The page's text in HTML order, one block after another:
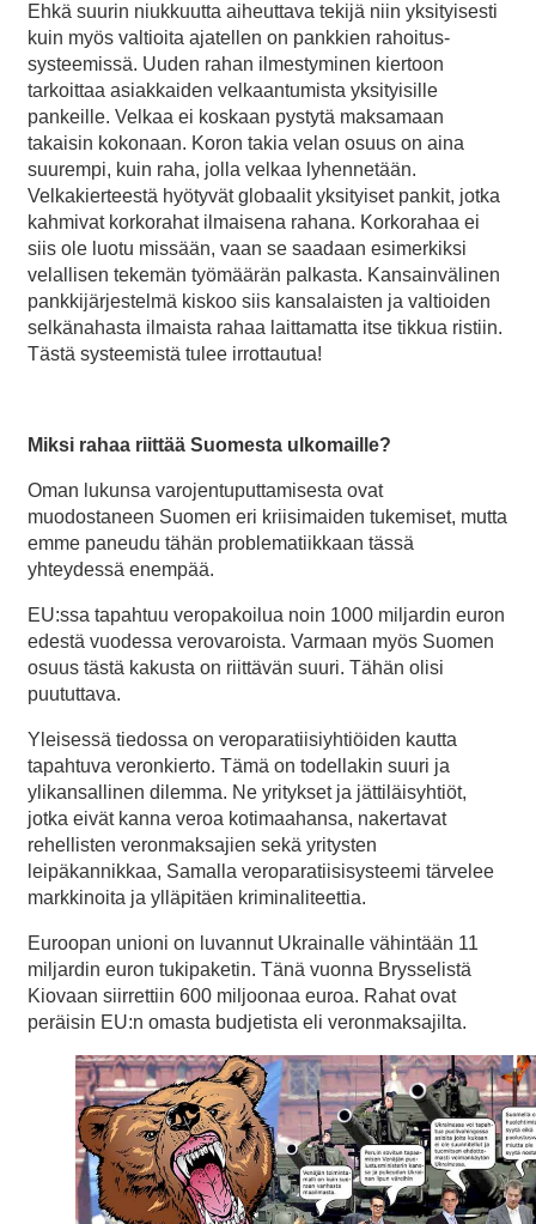
Ehkä suurin niukkuutta aiheuttava tekijä niin yksityisesti
kuin myös valtioita ajatellen on pankkien rahoitus-
systeemissä. Uuden rahan ilmestyminen kiertoon
tarkoittaa asiakkaiden velkaantumista yksityisille
pankeille. Velkaa ei koskaan pystytä maksamaan
takaisin kokonaan. Koron takia velan osuus on aina
suurempi, kuin raha, jolla velkaa lyhennetään.
Velkakierteestä hyötyvät globaalit yksityiset pankit, jotka
kahmivat korkorahat ilmaisena rahana. Korkorahaa ei
siis ole luotu missään, vaan se saadaan esimerkiksi
velallisen tekemän työmäärän palkasta. Kansainvälinen
pankkijärjestelmä kiskoo siis kansalaisten ja valtioiden
selkänahasta ilmaista rahaa laittamatta itse tikkua ristiin.
Tästä systeemistä tulee irrottautua!
Miksi rahaa riittää Suomesta ulkomaille?
Oman lukunsa varojentuputtamisesta ovat
muodostaneen Suomen eri kriisimaiden tukemiset, mutta
emme paneudu tähän problematiikkaan tässä
yhteydessä enempää.
EU:ssa tapahtuu veropakoilua noin 1000 miljardin euron
edestä vuodessa verovaroista. Varmaan myös Suomen
osuus tästä kakusta on riittävän suuri. Tähän olisi
puututtava.
Yleisessä tiedossa on veroparatiisiyhtiöiden kautta
tapahtuva veronkierto. Tämä on todellakin suuri ja
ylikansallinen dilemma. Ne yritykset ja jättiläisyhtiöt,
jotka eivät kanna veroa kotimaahansa, nakertavat
rehellisten veronmaksajien sekä yritysten
leipäkannikkaa, Samalla veroparatiisisysteemi tärvelee
markkinoita ja ylläpitäen kriminaliteettia.
Euroopan unioni on luvannut Ukrainalle vähintään 11
miljardin euron tukipaketin. Tänä vuonna Brysselistä
Kiovaan siirrettiin 600 miljoonaa euroa. Rahat ovat
peräisin EU:n omasta budjetista eli veronmaksajilta.